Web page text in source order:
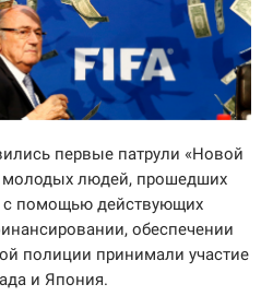
первые патрули «Новой
молодых людей, прошедших
с помощью действующих
обеспечении
полиции принимали участие
и Япония.